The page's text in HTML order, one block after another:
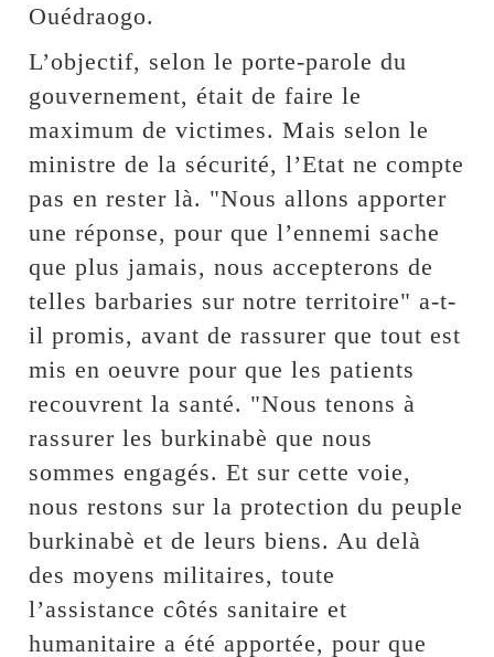
Ouédraogo.
L’objectif, selon le porte-parole du
gouvernement, était de faire le
maximum de victimes. Mais selon le
ministre de la sécurité, l’Etat ne compte
pas en rester là. "Nous allons apporter
une réponse, pour que l’ennemi sache
que plus jamais, nous accepterons de
telles barbaries sur notre territoire" a-t-
il promis, avant de rassurer que tout est
mis en oeuvre pour que les patients
recouvrent la santé. "Nous tenons à
rassurer les burkinabè que nous
sommes engagés. Et sur cette voie,
nous restons sur la protection du peuple
burkinabè et de leurs biens. Au delà
des moyens militaires, toute
l’assistance côtés sanitaire et
humanitaire a été apportée, pour que